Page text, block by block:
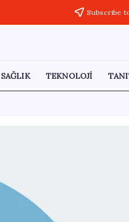
Subscribe
SAĞLIK TEKNOLOJİ